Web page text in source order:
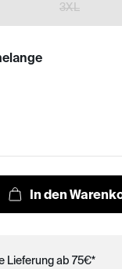
3XL
Lieferung ab 75€*